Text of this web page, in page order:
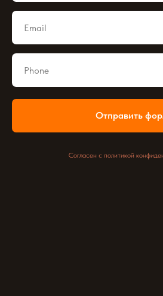
Отправить
Согласен с политикой